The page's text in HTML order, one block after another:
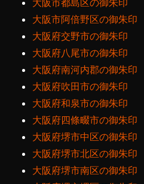
大阪市都島区の御朱印
大阪市阿倍野区の御朱印
大阪府交野市の御朱印
大阪府八尾市の御朱印
大阪府南河内郡の御朱印
大阪府吹田市の御朱印
大阪府和泉市の御朱印
大阪府四條畷市の御朱印
大阪府堺市中区の御朱印
大阪府堺市北区の御朱印
大阪府堺市南区の御朱印